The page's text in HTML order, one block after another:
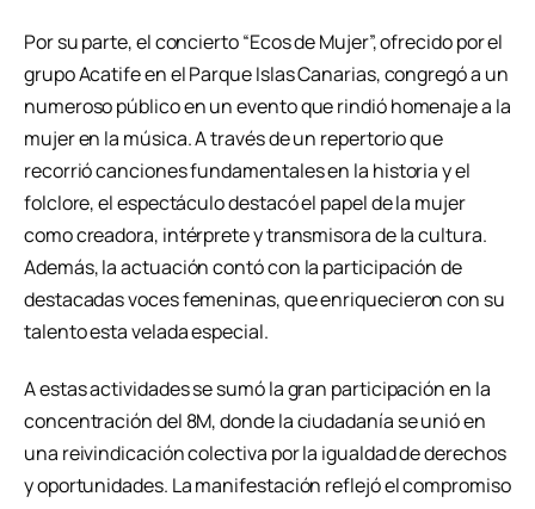
Por su parte, el concierto “Ecos de Mujer”, ofrecido por el
grupo Acatife en el Parque Islas Canarias, congregó a un
numeroso público en un evento que rindió homenaje a la
mujer en la música. A través de un repertorio que
recorrió canciones fundamentales en la historia y el
folclore, el espectáculo destacó el papel de la mujer
como creadora, intérprete y transmisora de la cultura.
Además, la actuación contó con la participación de
destacadas voces femeninas, que enriquecieron con su
talento esta velada especial.
A estas actividades se sumó la gran participación en la
concentración del 8M, donde la ciudadanía se unió en
una reivindicación colectiva por la igualdad de derechos
y oportunidades. La manifestación reflejó el compromiso